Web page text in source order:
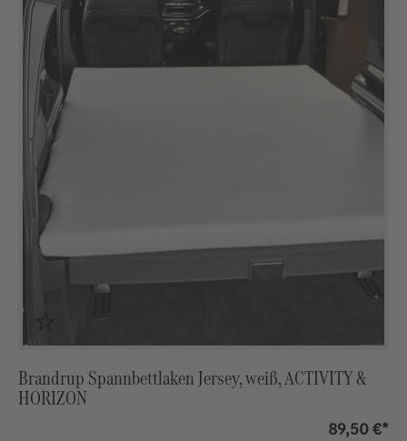
Brandrup Spannbettlaken Jersey, weiß, ACTIVITY &
HORIZON
89,50 €*